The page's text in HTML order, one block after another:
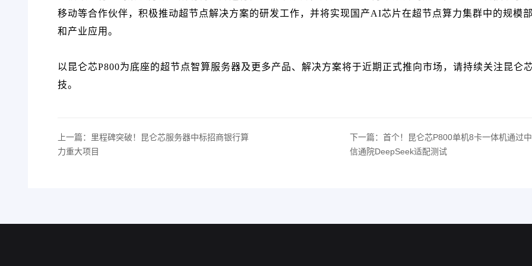
移动等合作伙伴，积极推动超节点解决方案的研发工作，并将实现国产AI芯片在超节点算力集群中的规模
和产业应用。
以昆仑芯P800为底座的超节点智算服务器及更多产品、解决方案将于近期正式推向市场，请持续关注昆仑
技。
上一篇：里程碑突破！昆仑芯服务器中标招商银行算
力重大项目
下一篇：首个！昆仑芯P800单机8卡一体机通过
信通院DeepSeek适配测试